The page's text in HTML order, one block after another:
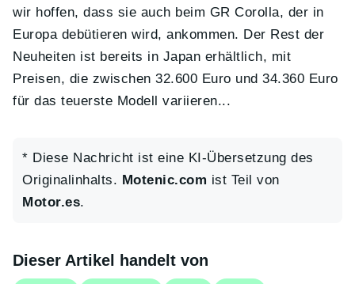
wir hoffen, dass sie auch beim GR Corolla, der in
Europa debütieren wird, ankommen. Der Rest der
Neuheiten ist bereits in Japan erhältlich, mit
Preisen, die zwischen 32.600 Euro und 34.360 Euro
für das teuerste Modell variieren...
* Diese Nachricht ist eine KI-Übersetzung des
Originalinhalts. Motenic.com ist Teil von
Motor.es.
Dieser Artikel handelt von